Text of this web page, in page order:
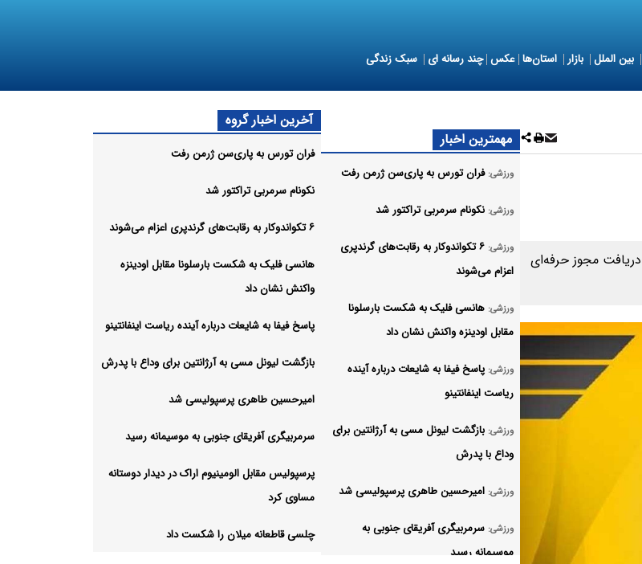
بین الملل بازار استان‌ها عکس چند رسانه ای سبک زندگی
دریافت مجوز حرفه‌ای
مهمترین اخبار
ورزشی: فران تورس به پاری‌سن ژرمن رفت
ورزشی: نکونام سرمربی تراکتور شد
ورزشی:
۶ تکواندوکار به رقابت‌های گرندپری
اعزام می‌شوند
ورزشی: هانسی فلیک به شکست بارسلونا
مقابل اودینزه واکنش نشان داد
ورزشی: پاسخ فیفا به شایعات درباره آینده
ریاست اینفانتینو
ورزشی: بازگشت لیونل مسی به آرژانتین برای
وداع با پدرش
ورزشی: امیرحسین طاهری پرسپولیسی شد
ورزشی: سرمربیگری آفریقای جنوبی به
موسیمانه رسید
آخرین اخبار گروه
فران تورس به پاری‌سن ژرمن رفت
نکونام سرمربی تراکتور شد
۶ تکواندوکار به رقابت‌های گرندپری اعزام می‌شوند
هانسی فلیک به شکست بارسلونا مقابل اودینزه
واکنش نشان داد
پاسخ فیفا به شایعات درباره آینده ریاست اینفانتینو
بازگشت لیونل مسی به آرژانتین برای وداع با پدرش
امیرحسین طاهری پرسپولیسی شد
سرمربیگری آفریقای جنوبی به موسیمانه رسید
پرسپولیس مقابل الومینیوم اراک در دیدار دوستانه
مساوی کرد
چلسی قاطعانه میلان را شکست داد